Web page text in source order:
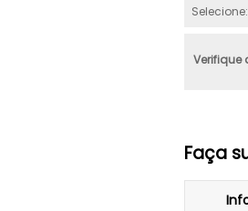
Selecione:
Verifique
Faça